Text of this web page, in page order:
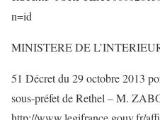
n=id
MINISTERE DE
51 Décret du 29 octobre 2013
sous-préfet de Rethel – M.